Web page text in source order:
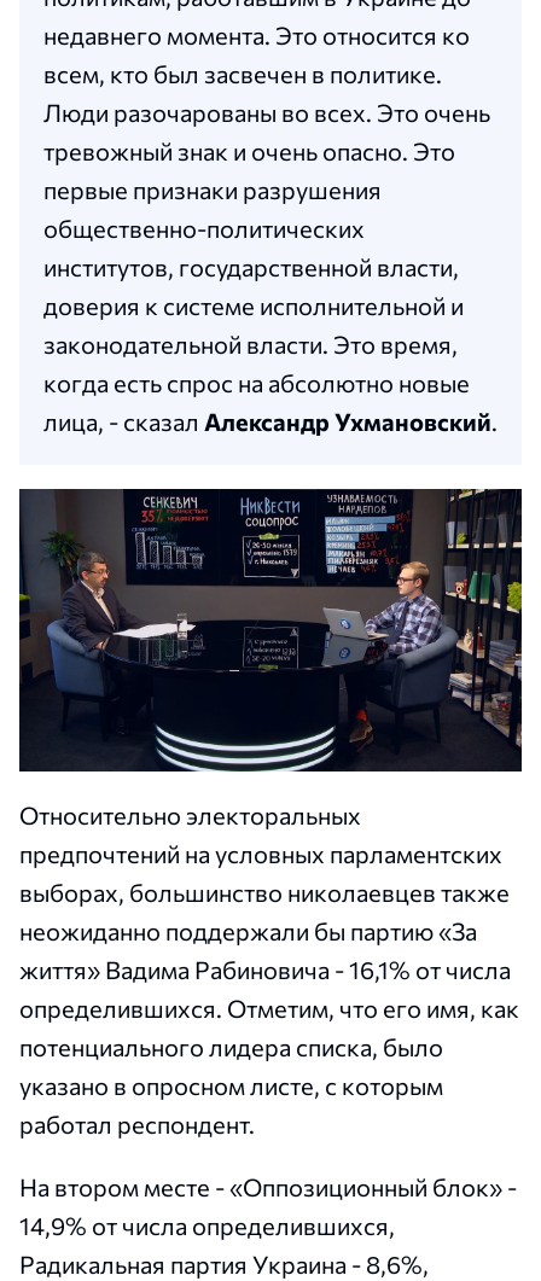
недавнего момента. Это относится ко
всем, кто был засвечен в политике.
Люди разочарованы во всех. Это очень
тревожный знак и очень опасно. Это
первые признаки разрушения
общественно-политических
институтов, государственной власти,
доверия к системе исполнительной и
законодательной власти. Это время,
когда есть спрос на абсолютно новые
лица, - сказал Александр Ухмановский.
Относительно электоральных
предпочтений на условных парламентских
выборах, большинство николаевцев также
неожиданно поддержали бы партию «За
життя» Вадима Рабиновича - 16,1% от числа
определившихся. Отметим, что его имя, как
потенциального лидера списка, было
указано в опросном листе, с которым
работал респондент.
На втором месте - «Оппозиционный блок» -
14,9% от числа определившихся,
Радикальная партия Украина - 8,6%,